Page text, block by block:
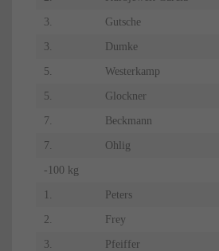
3. Gutsche
3. Dumke
5. Westerkamp
5. Glockner
7. Beckmann
7. Ohlig
-100 kg
Peters
2. Frey
3. Pfeiffer